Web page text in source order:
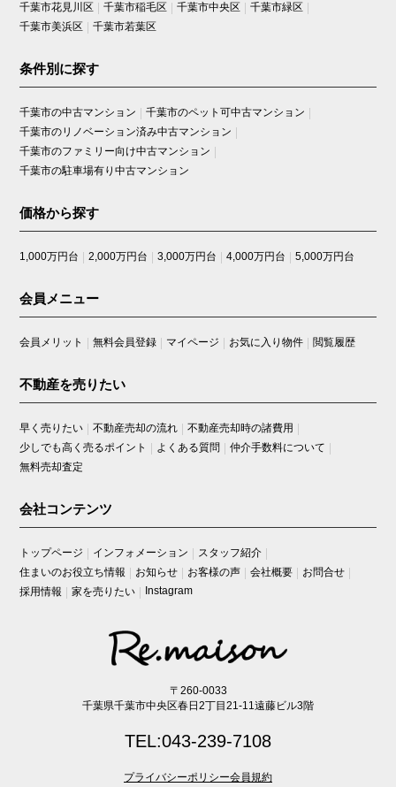
ベルス西船橋カザリア
モアクレスト荒川公園
ライオンズガーデン千葉八街
ライオンズクオーレ幕張マークスフォート
ライオンズマンション上北沢
ライオンズマンション稲毛
ライオンズマンション西船橋第３
リーベスト西千葉
ルネアクシアム
ルネ西船橋
レーベンハイム西船橋クールスクエア
レクセルプラザ西船橋
レクセル西船橋ウインドコート
レックス稲毛海岸
レックス市川松飛台
稲毛ファミールハイツ
稲毛ロイヤルハイツ
稲毛高浜南団地
千葉市花見川区 千葉市稲毛区 千葉市中央区
千葉市緑区
千葉市美浜区
千葉市若葉区
条件別に探す
千葉市の中古マンション
千葉市のペット可中古マンション
千葉市のリノベーション済み中古マンション
千葉市のファミリー向け中古マンション
千葉市の駐車場有り中古マンション
価格から探す
1,000万円台 2,000万円台 3,000万円台 4,000万円台 5,000万円台
会員メニュー
会員メリット 無料会員登録 マイページ お気に入り物件 閲覧履歴
不動産を売りたい
早く売りたい 不動産売却の流れ
不動産売却時の諸費用
少しでも高く売るポイント
よくある質問
仲介手数料について
無料売却査定
会社コンテンツ
トップページ インフォメーション
スタッフ紹介
住まいのお役立ち情報
お知らせ お客様の声 会社概要
お問合せ
採用情報
家を売りたい Instagram
〒260-0033
千葉県千葉市中央区春日2丁目21-11遠藤ビル3階
TEL:043-239-7108
プライバシーポリシー会員規約